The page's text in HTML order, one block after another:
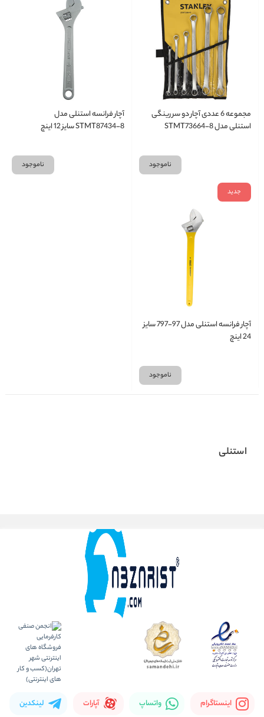
مجموعه 6 عددی آچار دو سر رینگی
استنلی مدل STMT73664-8
ناموجود
آچار فرانسه استنلی مدل
STMT87434-8 سایز 12 اینچ
ناموجود
جدید
آچار فرانسه استنلی مدل 97-797 سایز
24 اینچ
ناموجود
استنلی
اینستاگرام واتساپ آپارات لینکدین